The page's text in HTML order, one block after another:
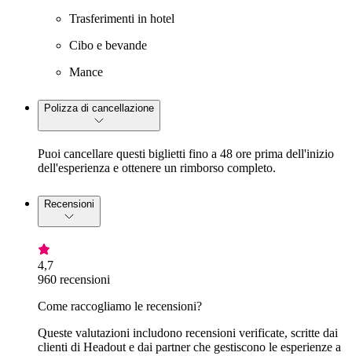
Trasferimenti in hotel
Cibo e bevande
Mance
Polizza di cancellazione
Puoi cancellare questi biglietti fino a 48 ore prima dell'inizio
dell'esperienza e ottenere un rimborso completo.
Recensioni
4,7
960 recensioni
Come raccogliamo le recensioni?
Queste valutazioni includono recensioni verificate, scritte dai
clienti di Headout e dai partner che gestiscono le esperienze a